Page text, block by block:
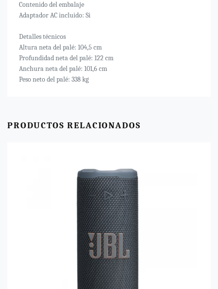
Contenido del embalaje
Adaptador AC incluido: Si
Detalles técnicos
Altura neta del palé: 104,5 cm
Profundidad neta del palé: 122 cm
Anchura neta del palé: 101,6 cm
Peso neto del palé: 338 kg
PRODUCTOS RELACIONADOS